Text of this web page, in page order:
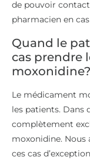
de pouvoir
pharmacien en cas
Quand le
cas prendre
moxonidine?
Le médicament
les patients. Dans
complètement
moxonidine. Nous
ces cas